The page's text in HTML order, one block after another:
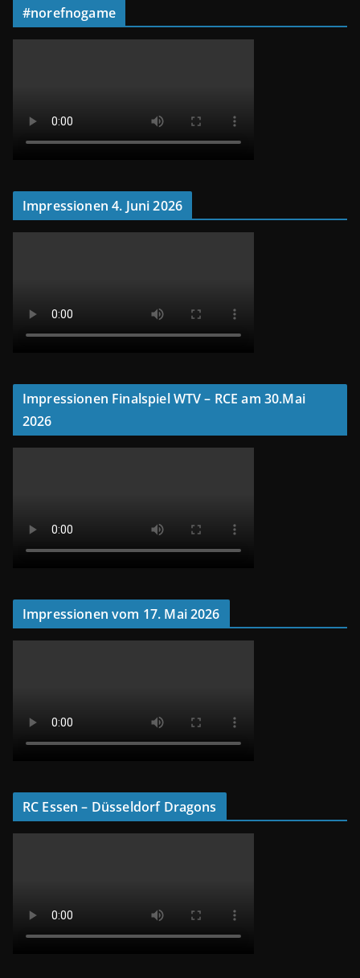
#norefnogame
Impressionen 4. Juni 2026
Impressionen Finalspiel WTV – RCE am 30.Mai
2026
Impressionen vom 17. Mai 2026
RC Essen – Düsseldorf Dragons